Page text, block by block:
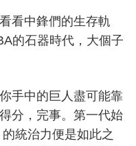
看中鋒們的生存軌
的石器時代，大個子
手中的巨人盡可能靠
分，完事。第一代始
統治力便是如此之